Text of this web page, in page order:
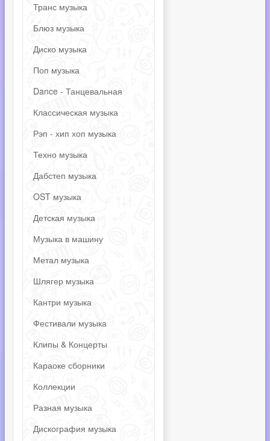
Транс музыка
Блюз музыка
Диско музыка
Поп музыка
Dance - Танцевальная
Классическая музыка
Рэп - хип хоп музыка
Техно музыка
Дабстеп музыка
OST музыка
Детская музыка
Музыка в машину
Метал музыка
Шлягер музыка
Кантри музыка
Фестивали музыка
Клипы & Концерты
Караоке сборники
Коллекции
Разная музыка
Дискография музыка